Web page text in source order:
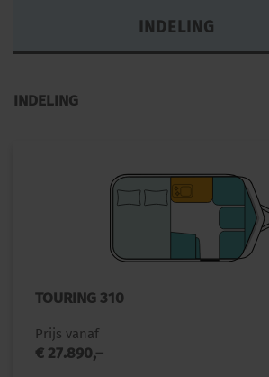
INDELING
INDELING
TOURING 310
Prijs vanaf
€ 27.890,–